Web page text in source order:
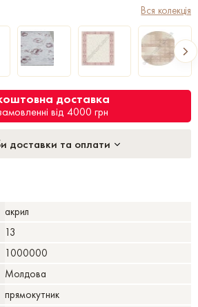
Вся колекція
доставка
від 4000 грн
доставки та оплати
акрил
13
1000000
Молдова
прямокутник